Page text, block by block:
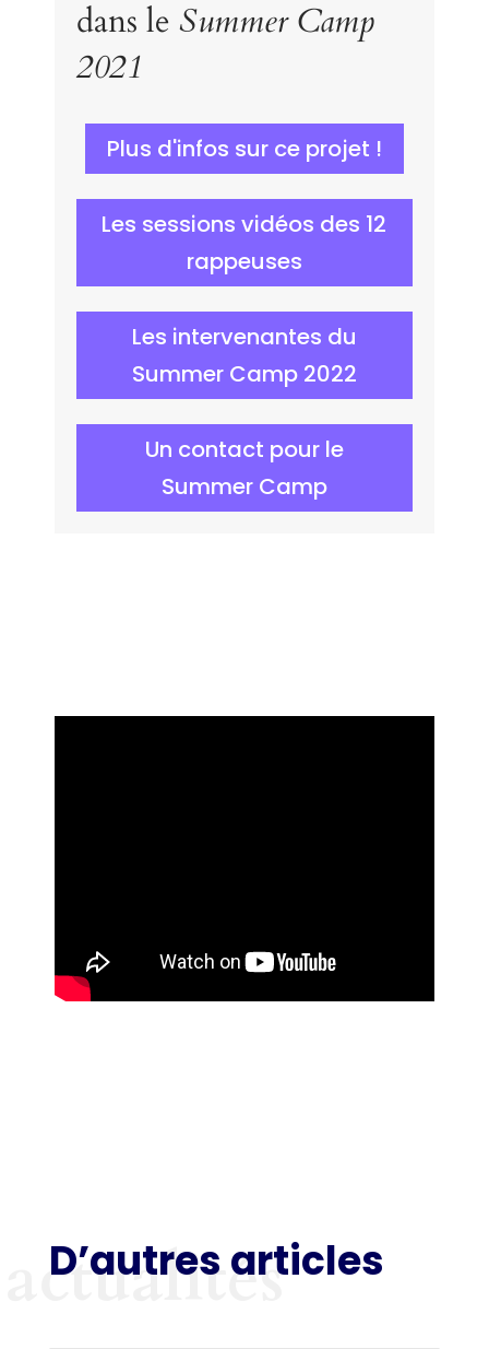
dans leSummer Camp
2021
Plus d'infos sur ce projet !
Les sessions vidéos des 12
rappeuses
Les intervenantes du
Summer Camp 2022
Un contact pour le
Summer Camp
D’autres articles
actualités